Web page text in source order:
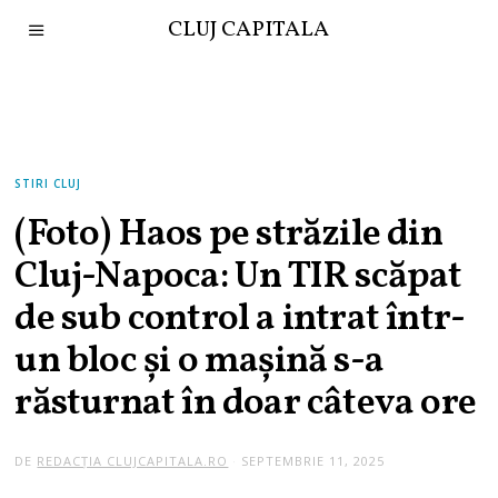
CLUJ CAPITALA
STIRI CLUJ
(Foto) Haos pe străzile din
Cluj-Napoca: Un TIR scăpat
de sub control a intrat într-
un bloc și o mașină s-a
răsturnat în doar câteva ore
DE REDACȚIA CLUJCAPITALA.RO SEPTEMBRIE 11, 2025